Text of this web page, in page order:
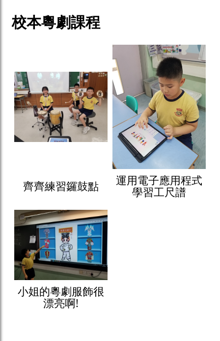
校本粵劇課程
齊齊練習鑼鼓點
運用電子應用程式
學習工尺譜
小姐的粵劇服飾很
漂亮啊!